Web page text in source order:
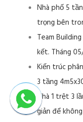
Nhà phố 5
trọng bên
Team
kết. Tháng
Kiến trúc
3 tầng
Nhà 1 trệt 3
giản để